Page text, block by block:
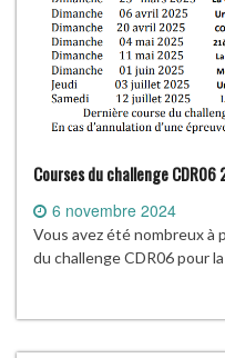
Courses du challenge
6 novembre 2024
Vous avez été nombreux à
du challenge CDR06 pour